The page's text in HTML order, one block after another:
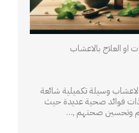
او العلاج بالاعشاب
وسيلة تكميلية شائعة
ذات فوائد صحية عديدة حيث
وتحسين صحتهم ,…